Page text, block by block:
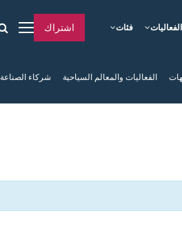
فئات الفعاليات اشتراك
الفعاليات والمعالم السياحية شركاء الصناعة